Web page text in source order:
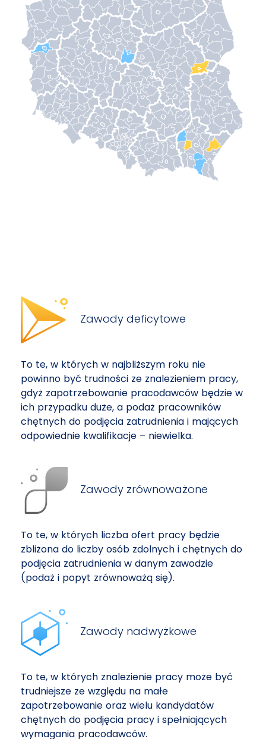
Zawody deficytowe
To te, w których w najbliższym roku nie
powinno być trudności ze znalezieniem pracy,
gdyż zapotrzebowanie pracodawców będzie w
ich przypadku duże, a podaż pracowników
chętnych do podjęcia zatrudnienia i mających
odpowiednie kwalifikacje – niewielka.
Zawody zrównoważone
To te, w których liczba ofert pracy będzie
zbliżona do liczby osób zdolnych i chętnych do
podjęcia zatrudnienia w danym zawodzie
(podaż i popyt zrównoważą się).
Zawody nadwyżkowe
To te, w których znalezienie pracy może być
trudniejsze ze względu na małe
zapotrzebowanie oraz wielu kandydatów
chętnych do podjęcia pracy i spełniających
wymagania pracodawców.